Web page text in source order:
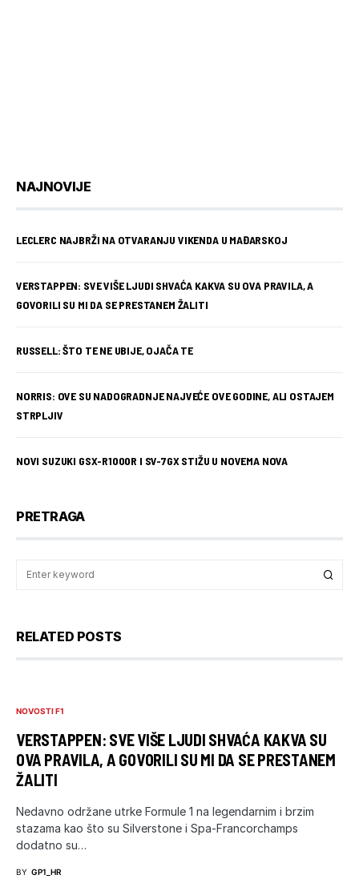
NAJNOVIJE
LECLERC NAJBRŽI NA OTVARANJU VIKENDA U MAĐARSKOJ
VERSTAPPEN: SVE VIŠE LJUDI SHVAĆA KAKVA SU OVA PRAVILA, A
GOVORILI SU MI DA SE PRESTANEM ŽALITI
RUSSELL: ŠTO TE NE UBIJE, OJAČA TE
NORRIS: OVE SU NADOGRADNJE NAJVEĆE OVE GODINE, ALI OSTAJEM
STRPLJIV
NOVI SUZUKI GSX-R1000R I SV-7GX STIŽU U NOVEMA NOVA
PRETRAGA
RELATED POSTS
NOVOSTI F1
VERSTAPPEN: SVE VIŠE LJUDI SHVAĆA KAKVA SU
OVA PRAVILA, A GOVORILI SU MI DA SE PRESTANEM
ŽALITI
Nedavno održane utrke Formule 1 na legendarnim i brzim
stazama kao što su Silverstone i Spa-Francorchamps
dodatno su…
BY GP1_HR